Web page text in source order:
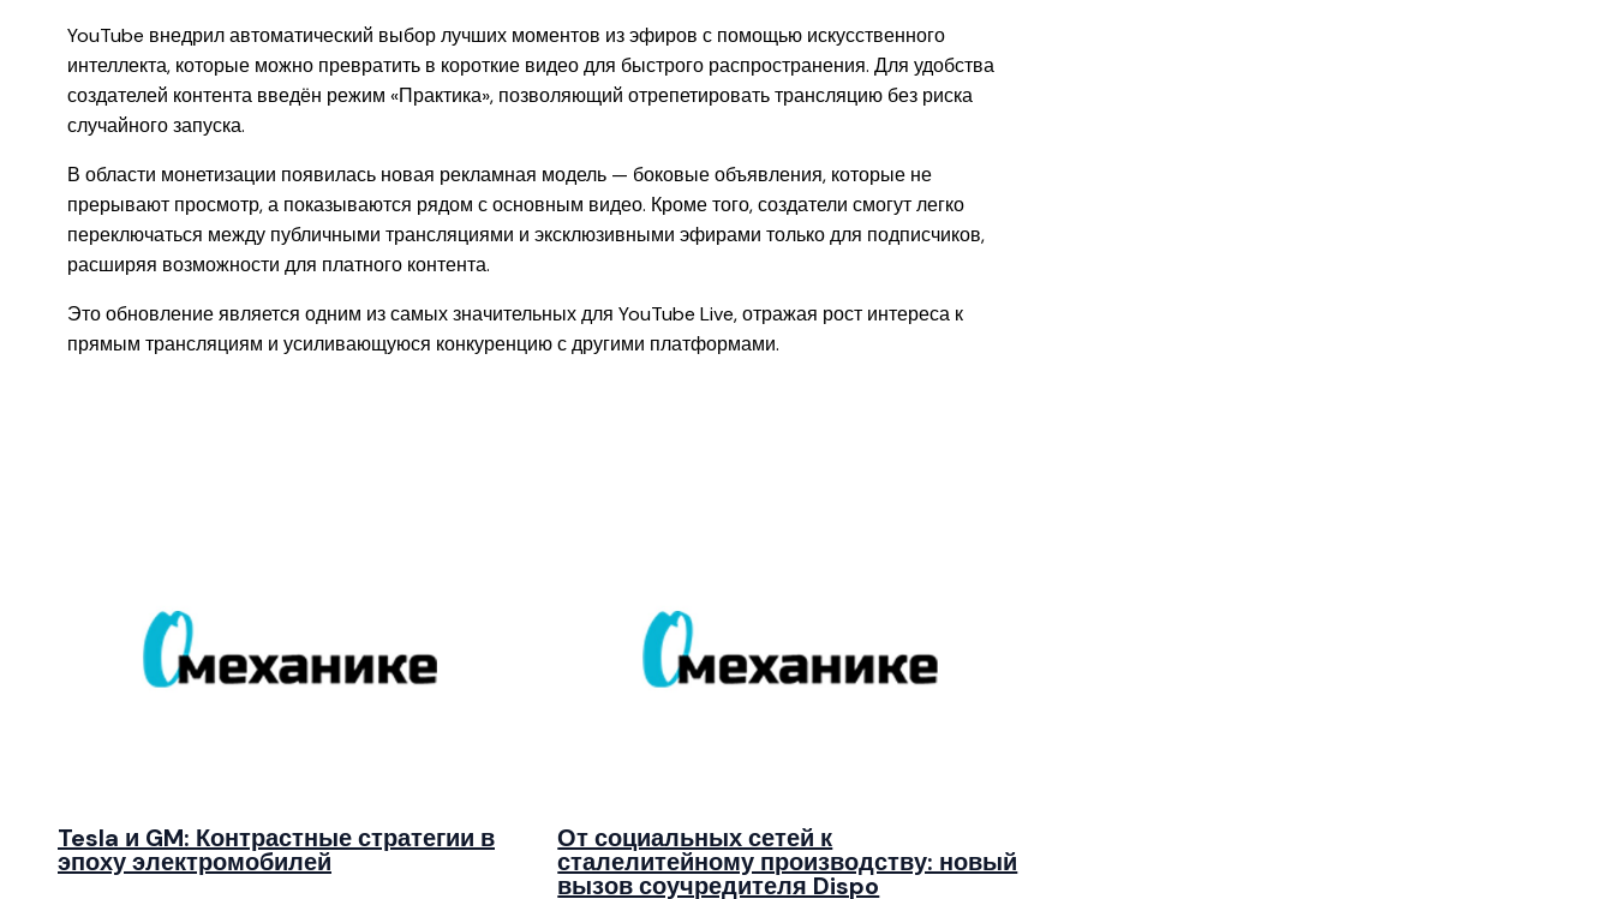
YouTube внедрил автоматический выбор лучших моментов из эфиров с помощью искусственного
интеллекта, которые можно превратить в короткие видео для быстрого распространения. Для удобства
создателей контента введён режим «Практика», позволяющий отрепетировать трансляцию без риска
случайного запуска.
В области монетизации появилась новая рекламная модель — боковые объявления, которые не
прерывают просмотр, а показываются рядом с основным видео. Кроме того, создатели смогут легко
переключаться между публичными трансляциями и эксклюзивными эфирами только для подписчиков,
расширяя возможности для платного контента.
Это обновление является одним из самых значительных для YouTube Live, отражая рост интереса к
прямым трансляциям и усиливающуюся конкуренцию с другими платформами.
Tesla и GM: Контрастные стратегии в
эпоху электромобилей
От социальных сетей к
сталелитейному производству: новый
вызов соучредителя Dispo